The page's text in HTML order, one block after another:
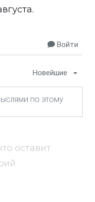
Войти
Новейшие
оставит